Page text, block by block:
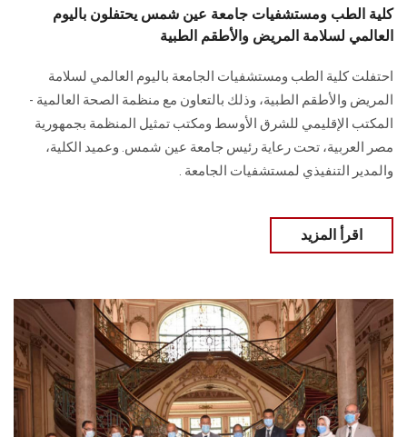
كلية الطب ومستشفيات جامعة عين شمس يحتفلون باليوم
العالمي لسلامة المريض والأطقم الطبية
احتفلت كلية الطب ومستشفيات الجامعة باليوم العالمي لسلامة
المريض والأطقم الطبية، وذلك بالتعاون مع منظمة الصحة العالمية -
المكتب الإقليمي للشرق الأوسط ومكتب تمثيل المنظمة بجمهورية
مصر العربية، تحت رعاية رئيس جامعة عين شمس. وعميد الكلية،
والمدير التنفيذي لمستشفيات الجامعة .
اقرأ المزيد